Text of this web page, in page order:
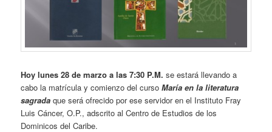
Hoy lunes 28 de marzo a las 7:30 P.M. se estará llevando a
cabo la matrícula y comienzo del cursoMaría en la literatura
sagrada que será ofrecido por ese servidor en el Instituto Fray
Luis Cáncer, O.P., adscrito al Centro de Estudios de los
Dominicos del Caribe.